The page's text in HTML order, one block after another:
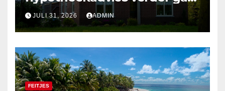
dan alleen cijfers
JULI 31, 2026 ADMIN
FEITJES